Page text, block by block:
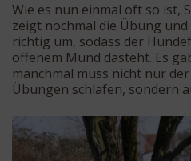
Wie es nun einmal oft so ist,
zeigt nochmal die Übung
richtig um, sodass der
offenem Mund dasteht. Es
manchmal muss nicht nur
Übungen schlafen, sondern